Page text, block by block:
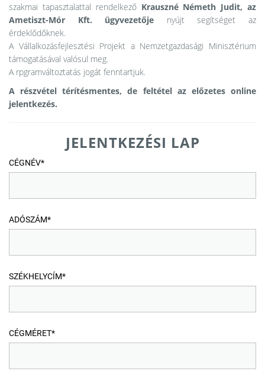
szakmai tapasztalattal rendelkező Krauszné Németh Judit, az
Ametiszt-Mór Kft. ügyvezetője nyújt segítséget az
érdeklődőknek.
A Vállalkozásfejlesztési Projekt a Nemzetgazdasági Minisztérium
támogatásával valósul meg.
A rpgramváltoztatás jogát fenntartjuk.
A részvétel térítésmentes, de feltétel az előzetes online
jelentkezés.
JELENTKEZÉSI LAP
CÉGNÉV*
ADÓSZÁM*
SZÉKHELYCÍM*
CÉGMÉRET*